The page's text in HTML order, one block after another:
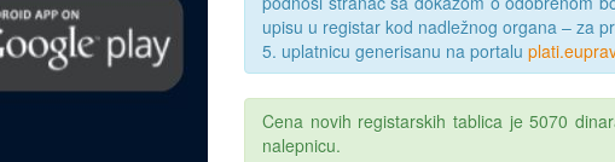
upisu u registar kod nadležnog organa – za
5. uplatnicu generisanu na portalu
Cena novih registarskih tablica je 5070
nalepnicu.